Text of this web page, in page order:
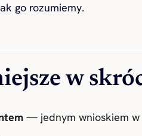
go rozumiemy.
w
— jednym wnioskiem w